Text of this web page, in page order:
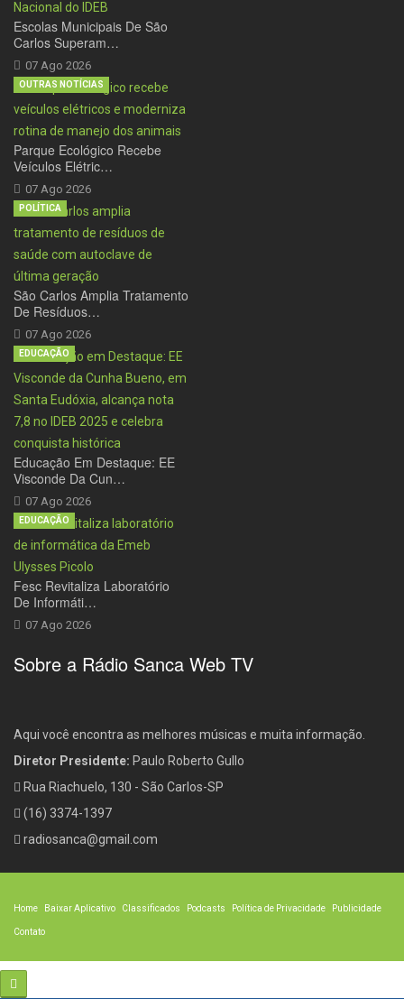
Escolas Municipais De São
Carlos Superam…
07 Ago 2026
Parque Ecológico Recebe
Veículos Elétric…
07 Ago 2026
OUTRAS NOTÍCIAS
São Carlos Amplia Tratamento
De Resíduos…
07 Ago 2026
POLÍTICA
Educação Em Destaque: EE
Visconde Da Cun…
07 Ago 2026
EDUCAÇÃO
Fesc Revitaliza Laboratório
De Informáti…
07 Ago 2026
EDUCAÇÃO
Sobre a Rádio Sanca Web TV
Aqui você encontra as melhores músicas e muita informação.
Diretor Presidente: Paulo Roberto Gullo
Rua Riachuelo, 130 - São Carlos-SP
(16) 3374-1397
radiosanca@gmail.com
Home Baixar Aplicativo Classificados Podcasts Política de Privacidade Publicidade
Contato